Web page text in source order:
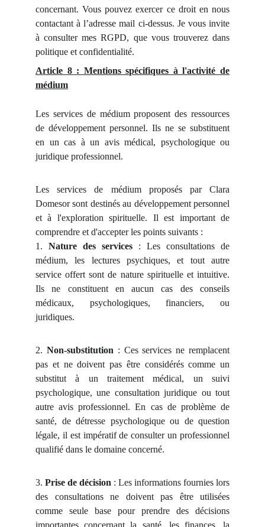
concernant. Vous pouvez exercer ce droit en nous
contactant à l’adresse mail ci-dessus. Je vous invite
à consulter mes RGPD, que vous trouverez dans
politique et confidentialité.
Article 8 : Mentions spécifiques à l'activité de
médium
Les services de médium proposent des ressources
de développement personnel. Ils ne se substituent
en un cas à un avis médical, psychologique ou
juridique professionnel.
Les services de médium proposés par Clara
Domesor sont destinés au développement personnel
et à l'exploration spirituelle. Il est important de
comprendre et d'accepter les points suivants :
1. Nature des services : Les consultations de
médium, les lectures psychiques, et tout autre
service offert sont de nature spirituelle et intuitive.
Ils ne constituent en aucun cas des conseils
médicaux, psychologiques, financiers, ou
juridiques.
2. Non-substitution : Ces services ne remplacent
pas et ne doivent pas être considérés comme un
substitut à un traitement médical, un suivi
psychologique, une consultation juridique ou tout
autre avis professionnel. En cas de problème de
santé, de détresse psychologique ou de question
légale, il est impératif de consulter un professionnel
qualifié dans le domaine concerné.
3. Prise de décision : Les informations fournies lors
des consultations ne doivent pas être utilisées
comme seule base pour prendre des décisions
importantes concernant la santé, les finances, la